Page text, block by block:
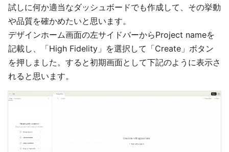
試しに何か適当なダッシュボードでも作成して、その挙動
や品質を確かめたいと思います。
デザインホーム画面の左サイドバーからProject nameを
記載し、「High Fidelity」を選択して「Create」ボタン
を押しました。すると初期画面として下記のように表示さ
れると思います。